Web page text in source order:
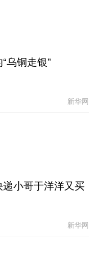
乌铜走银”
新华网
小哥于洋洋又买
新华网